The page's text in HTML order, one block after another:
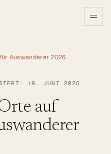
Auswanderer 2026
19. JUNI 2026
auf